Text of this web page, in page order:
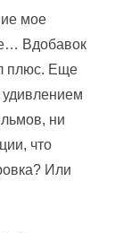
мое
Вдобавок
плюс. Еще
удивлением
ни
что
Или